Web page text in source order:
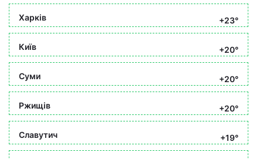
Харків +23°
Київ +20°
Суми +20°
Ржищів +20°
Славутич +19°